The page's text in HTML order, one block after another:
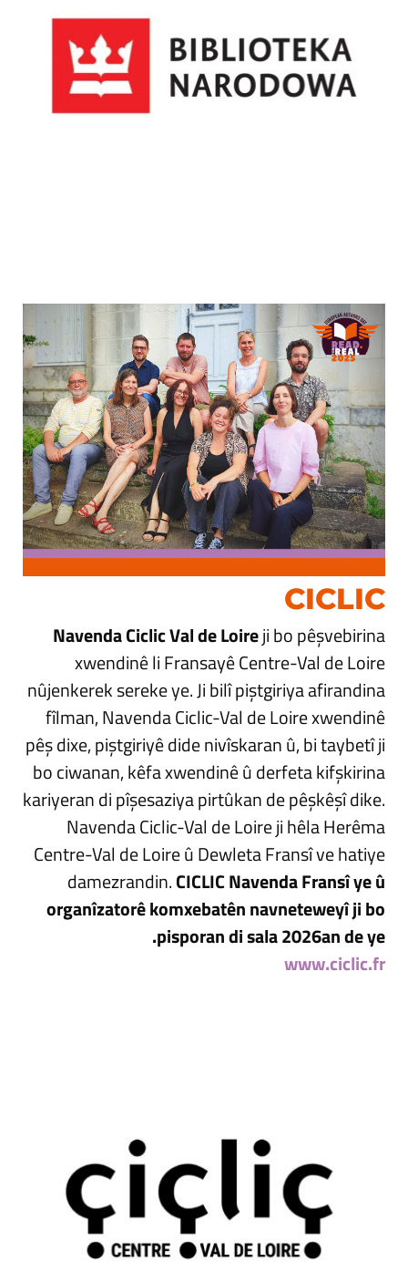
CICLIC
Navenda Ciclic Val de Loireji bo pêşvebirina
xwendinê li Fransayê Centre-Val de Loire
nûjenkerek sereke ye. Ji bilî piştgiriya afirandina
fîlman, Navenda Ciclic-Val de Loire xwendinê
pêş dixe, piştgiriyê dide nivîskaran û, bi taybetî ji
bo ciwanan, kêfa xwendinê û derfeta kifşkirina
kariyeran di pîşesaziya pirtûkan de pêşkêşî dike.
Navenda Ciclic-Val de Loire ji hêla Herêma
Centre-Val de Loire û Dewleta Fransî ve hatiye
damezrandin.CICLIC Navenda Fransî ye û
organîzatorê komxebatên navneteweyî ji bo
pisporan di sala 2026an de ye.
www.ciclic.fr